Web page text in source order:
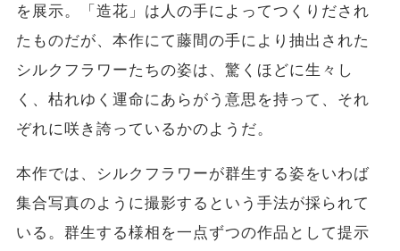
を展示。「造花」は人の手によってつくりだされ
たものだが、本作にて藤間の手により抽出された
シルクフラワーたちの姿は、驚くほどに生々し
く、枯れゆく運命にあらがう意思を持って、それ
ぞれに咲き誇っているかのようだ。
本作では、シルクフラワーが群生する姿をいわば
集合写真のように撮影するという手法が採られて
いる。群生する様相を一点ずつの作品として提示